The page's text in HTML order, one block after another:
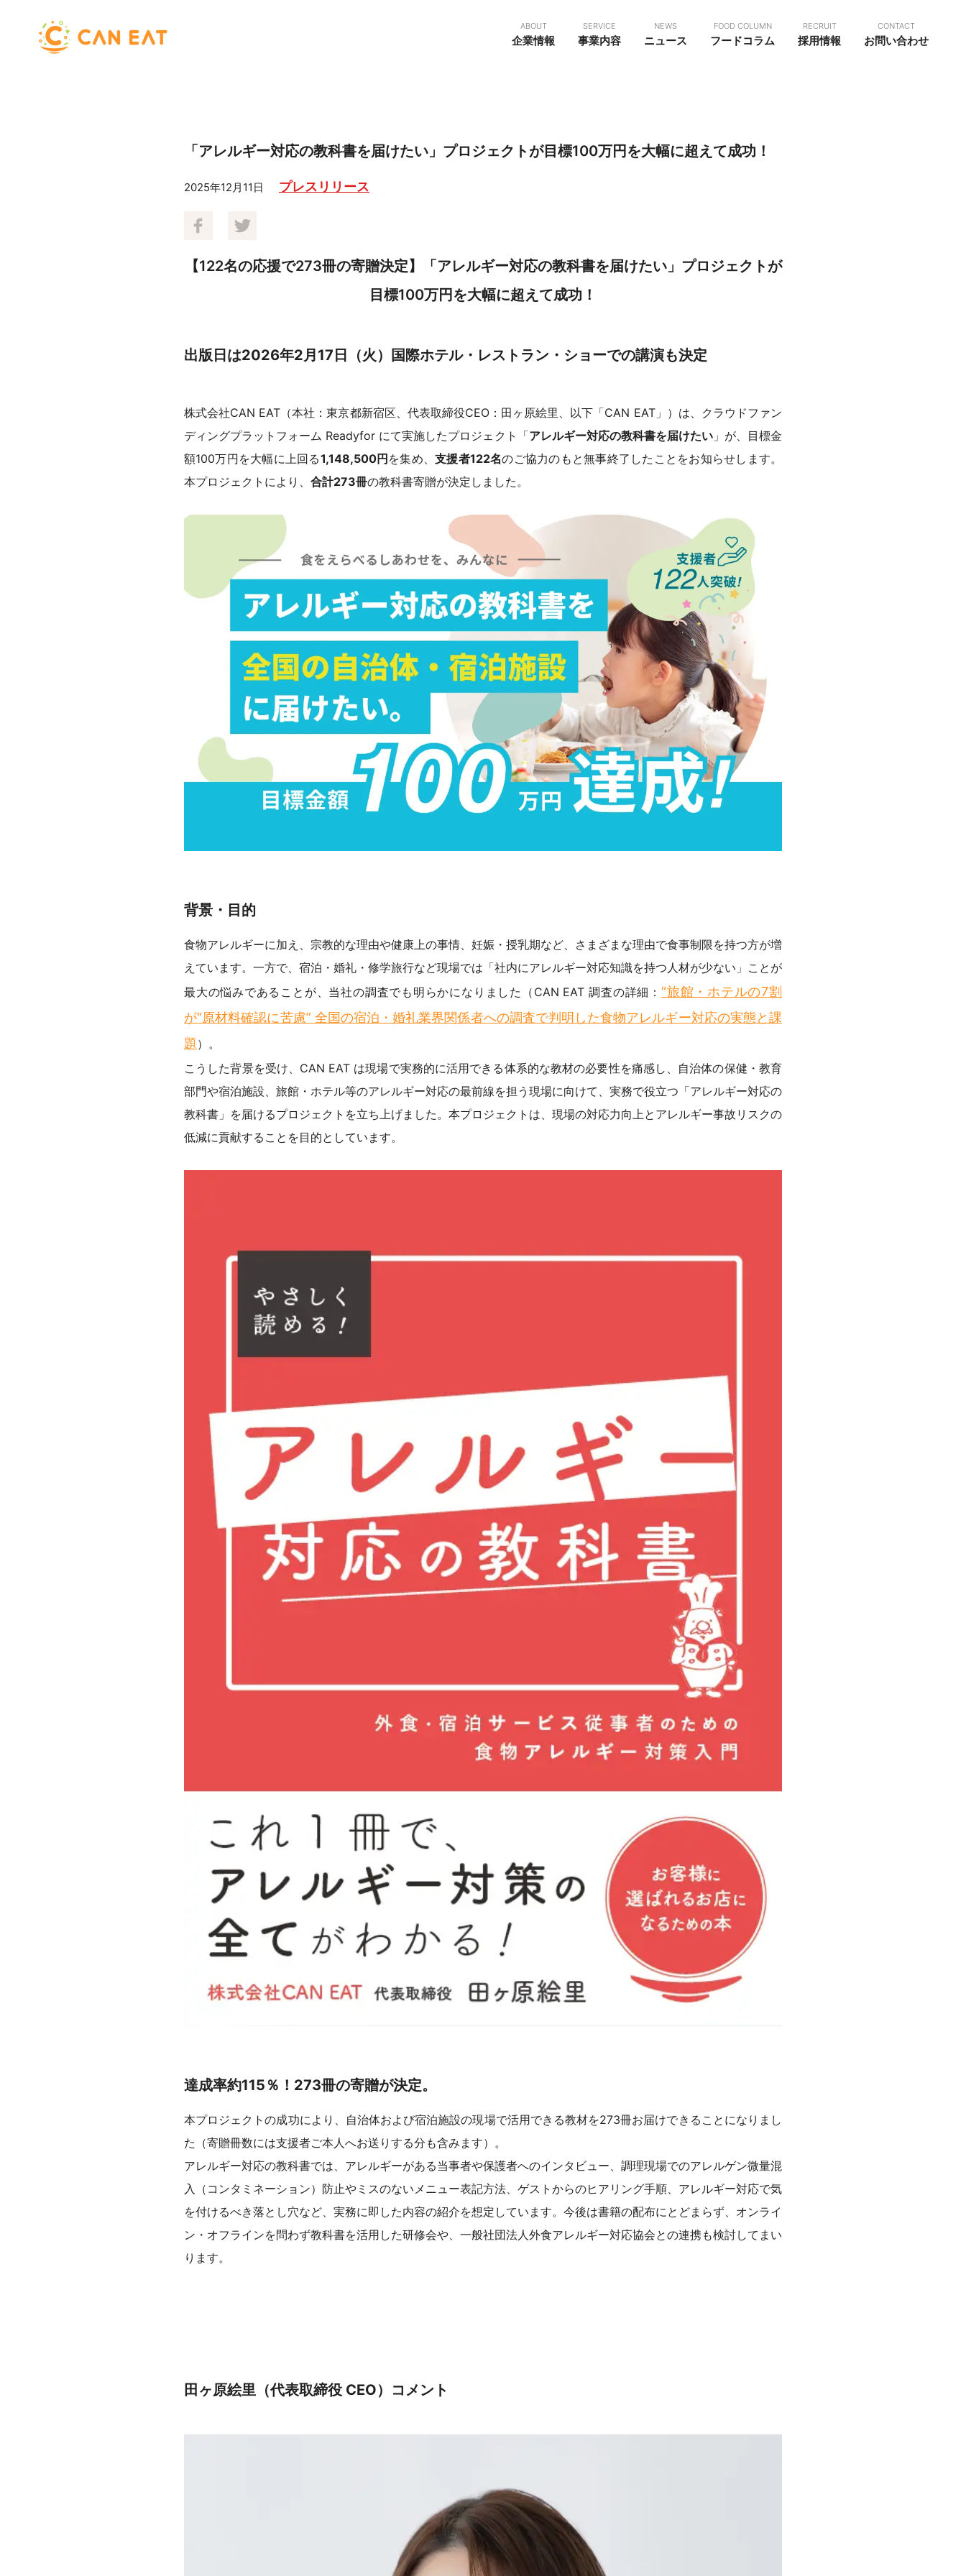
ABOUT
企業情報
SERVICE
事業内容
NEWS
ニュース
FOOD COLUMN
フードコラム
RECRUIT
採用情報
CONTACT
お問い合わせ
「アレルギー対応の教科書を届けたい」プロジェクトが目標100万円を大幅に超えて成功！
2025年12月11日 プレスリリース
【122名の応援で273冊の寄贈決定】「アレルギー対応の教科書を届けたい」プロジェクトが
目標100万円を大幅に超えて成功！
出版日は2026年2月17日（火）国際ホテル・レストラン・ショーでの講演も決定
株式会社CAN EAT（本社：東京都新宿区、代表取締役CEO：田ヶ原絵里、以下「CAN EAT」）は、クラウドファン
ディングプラットフォーム Readyfor にて実施したプロジェクト「アレルギー対応の教科書を届けたい」が、目標金
額100万円を大幅に上回る1,148,500円 を集め、支援者122名のご協力のもと無事終了したことをお知らせします。
本プロジェクトにより、 合計273冊の教科書寄贈が決定しました。
背景・目的
食物アレルギーに加え、宗教的な理由や健康上の事情、妊娠・授乳期など、さまざまな理由で食事制限を持つ方が増
えています。一方で、宿泊・婚礼・修学旅行など現場では「社内にアレルギー対応知識を持つ人材が少ない」ことが
最大の悩みであることが、当社の調査でも明らかになりました（CAN EAT 調査の詳細： “旅館・ホテルの7割
が“原材料確認に苦慮” 全国の宿泊・婚礼業界関係者への調査で判明した食物アレルギー対応の実態と課
題 ）。
こうした背景を受け、CAN EAT は現場で実務的に活用できる体系的な教材の必要性を痛感し、自治体の保健・教育
部門や宿泊施設、旅館・ホテル等のアレルギー対応の最前線を担う現場に向けて、実務で役立つ「アレルギー対応の
教科書」を届けるプロジェクトを立ち上げました。本プロジェクトは、現場の対応力向上とアレルギー事故リスクの
低減に貢献することを目的としています。
達成率約115％！273冊の寄贈が決定。
本プロジェクトの成功により、自治体および宿泊施設の現場で活用できる教材を273冊お届けできることになりまし
た（寄贈冊数には支援者ご本人へお送りする分も含みます）。
アレルギー対応の教科書では、アレルギーがある当事者や保護者へのインタビュー、調理現場でのアレルゲン微量混
入（コンタミネーション）防止やミスのないメニュー表記方法、ゲストからのヒアリング手順、アレルギー対応で気
を付けるべき落とし穴など、実務に即した内容の紹介を想定しています。今後は書籍の配布にとどまらず、オンライ
ン・オフラインを問わず教科書を活用した研修会や、一般社団法人外食アレルギー対応協会との連携も検討してまい
ります。
田ヶ原絵里（代表取締役 CEO）コメント